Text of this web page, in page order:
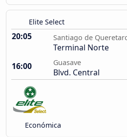
Elite Select
20:05 Santiago de
Terminal Norte
16:00
Guasave
Blvd. Central
Económica